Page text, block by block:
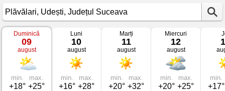
Vremea
Plăvălari
Udești,
Județul
Suceava
Duminică
09
august
min.
+18°
max.
+25°
Luni
10
august
min.
+16°
max.
+28°
Marți
11
august
min.
+20°
max.
+32°
Miercuri
12
august
min.
+20°
max.
+25°
min.
+17°